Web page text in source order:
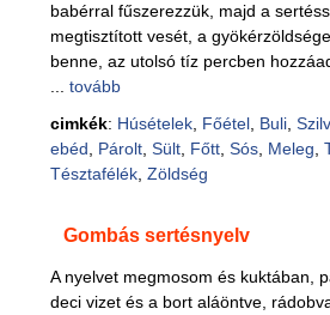
babérral fűszerezzük, majd a
megtisztított vesét, a
benne, az utolsó tíz percben
tovább
cimkék: Húsételek, Főétel, Buli,
ebéd
Párolt, Sült, Főtt, Sós, Meleg
Tésztafélék, Zöldség
Gombás sertésnyelv
A nyelvet megmosom és kuktában,
deci vizet és a bort aláöntve,